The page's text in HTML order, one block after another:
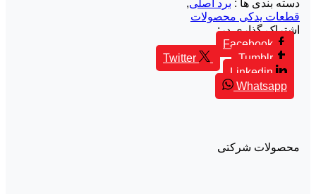
دسته بندی ها : برد اصلی,
قطعات یدکی محصولات
اشتراک گذاری در:
Facebook
Twitter
Tumblr
Linkedin
Whatsapp
محصولات شرکتی